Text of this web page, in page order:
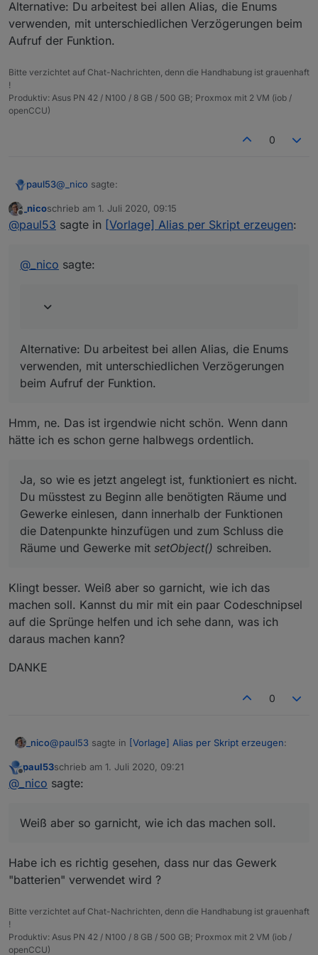
Alternative: Du arbeitest bei allen Alias, die Enums
verwenden, mit unterschiedlichen Verzögerungen beim
Aufruf der Funktion.
Bitte verzichtet auf Chat-Nachrichten, denn die Handhabung ist grauenhaft
!
Produktiv: Asus PN 42 / N100 / 8 GB / 500 GB; Proxmox mit 2 VM (iob /
openCCU)
0
paul53@ _nico sagte:
Vermutlich weil es asynchron läuft? Daran werde
müsstest zu Beginn alle benötigten Räume und
Gewerke einlesen, dann innerhalb der Funktionen die
Aufruf der Funktion.
Offline
_nicoschrieb am 1. Juli 2020, 09:15
zuletzt editiert von
@paul53 sagte in [Vorlage] Alias per Skript erzeugen:
@ _nico sagte:
Alternative: Du arbeitest bei allen Alias, die Enums
verwenden, mit unterschiedlichen Verzögerungen
beim Aufruf der Funktion.
Hmm, ne. Das ist irgendwie nicht schön. Wenn dann
hätte ich es schon gerne halbwegs ordentlich.
Ja, so wie es jetzt angelegt ist, funktioniert es nicht.
Du müsstest zu Beginn alle benötigten Räume und
Gewerke einlesen, dann innerhalb der Funktionen
die Datenpunkte hinzufügen und zum Schluss die
Räume und Gewerke mit setObject() schreiben.
Klingt besser. Weiß aber so garnicht, wie ich das
machen soll. Kannst du mir mit ein paar Codeschnipsel
auf die Sprünge helfen und ich sehe dann, was ich
daraus machen kann?
DANKE
0
_nico@paul53 sagte in [Vorlage] Alias per Skript erzeugen:
@_nico
Vermutlich weil es asynchron läuft? Daran
werde ich sicher nicht viel ändern können
Alternative: Du arbeitest bei allen Alias, die Enums
beim Aufruf der Funktion.
hätte ich es schon gerne halbwegs ordentlich.
Du müsstest zu Beginn alle benötigten Räume und
Gewerke einlesen, dann innerhalb der Funktionen
die Datenpunkte hinzufügen und zum Schluss die
Klingt besser. Weiß aber so garnicht, wie ich das machen
soll. Kannst du mir mit ein paar Codeschnipsel auf die
machen kann?
Offline
paul53schrieb am 1. Juli 2020, 09:21
zuletzt editiert von
@ _nico sagte:
Weiß aber so garnicht, wie ich das machen soll.
Habe ich es richtig gesehen, dass nur das Gewerk
"batterien" verwendet wird ?
Bitte verzichtet auf Chat-Nachrichten, denn die Handhabung ist grauenhaft
!
Produktiv: Asus PN 42 / N100 / 8 GB / 500 GB; Proxmox mit 2 VM (iob /
openCCU)